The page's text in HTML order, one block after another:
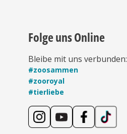
Folge uns Online
Bleibe mit uns verbunden:
#zoosammen
#zooroyal
#tierliebe